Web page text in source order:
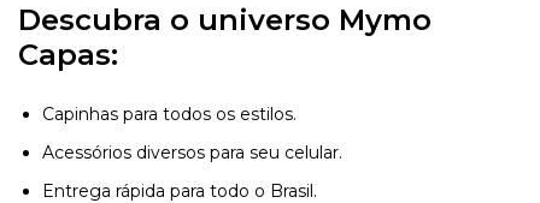
Descubra o universo Mymo
Capas:
Capinhas para todos os estilos.
Acessórios diversos para seu celular.
Entrega rápida para todo o Brasil.